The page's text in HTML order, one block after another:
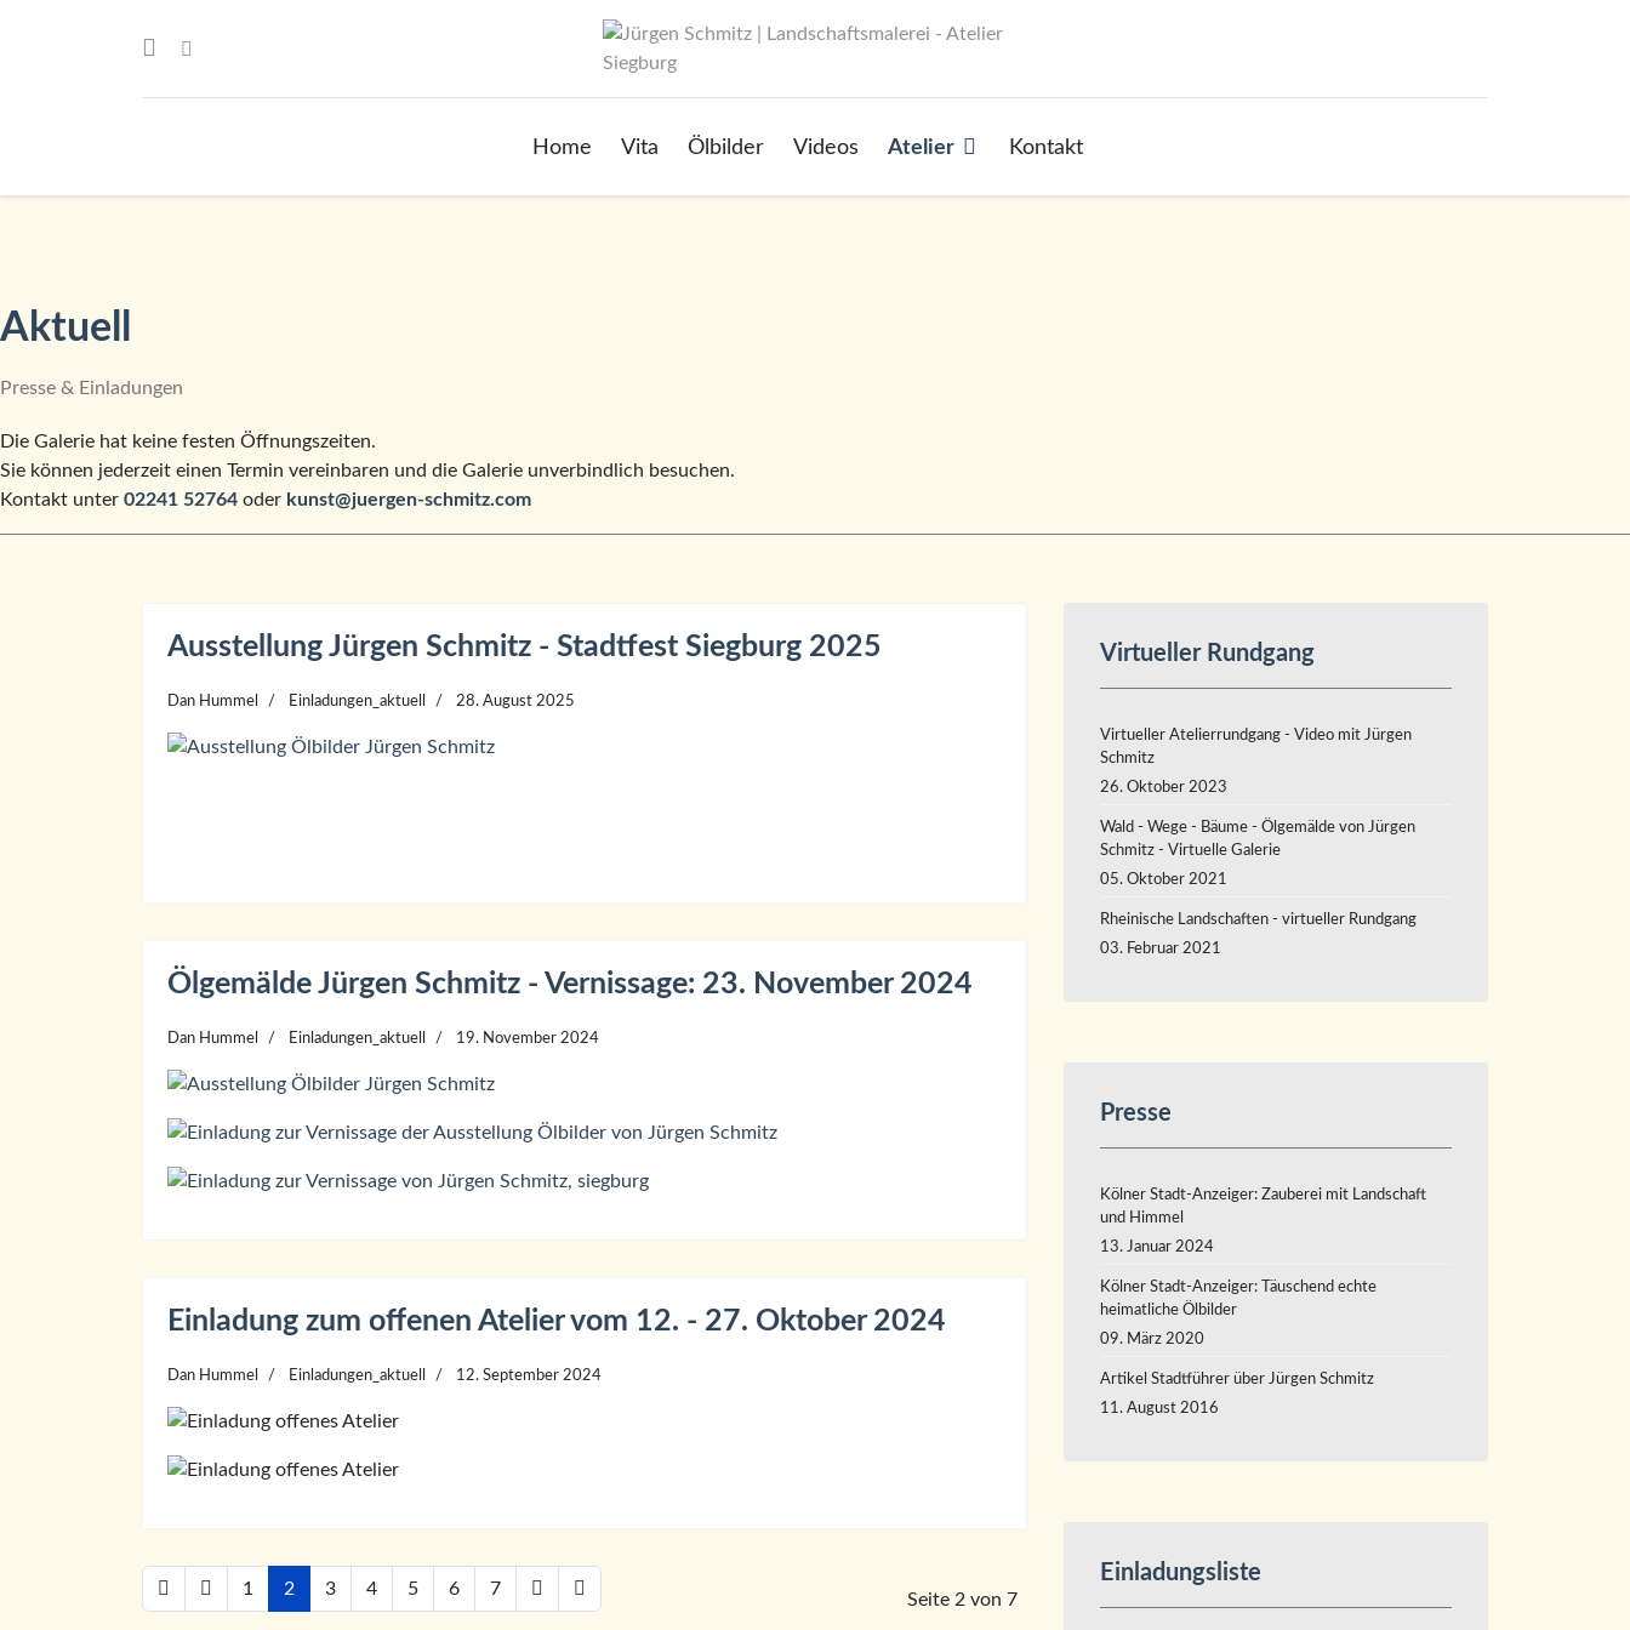
Home Vita Ölbilder Videos Atelier Kontakt
Aktuell
Presse & Einladungen
Die Galerie hat keine festen Öffnungszeiten.
Sie können jederzeit einen Termin vereinbaren und die Galerie unverbindlich besuchen.
Kontakt unter 02241 52764 oder kunst@juergen-schmitz.com
Ausstellung Jürgen Schmitz - Stadtfest Siegburg 2025
Dan Hummel Einladungen_aktuell 28. August 2025
Ölgemälde Jürgen Schmitz - Vernissage: 23. November 2024
Dan Hummel Einladungen_aktuell 19. November 2024
Einladung zum offenen Atelier vom 12. - 27. Oktober 2024
Dan Hummel Einladungen_aktuell 12. September 2024
Seite 2 von 7
1 2 3 4 5 6 7
Virtueller Rundgang
Virtueller Atelierrundgang - Video mit Jürgen
Schmitz
26. Oktober 2023
Wald - Wege - Bäume - Ölgemälde von Jürgen
Schmitz - Virtuelle Galerie
05. Oktober 2021
Rheinische Landschaften - virtueller Rundgang
03. Februar 2021
Presse
Kölner Stadt-Anzeiger: Zauberei mit Landschaft
und Himmel
13. Januar 2024
Kölner Stadt-Anzeiger: Täuschend echte
heimatliche Ölbilder
09. März 2020
Artikel Stadtführer über Jürgen Schmitz
11. August 2016
Einladungsliste